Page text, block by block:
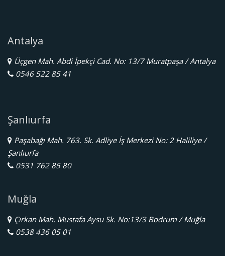
Antalya
Üçgen Mah. Abdi İpekçi Cad. No: 13/7 Muratpaşa / Antalya
0546 522 85 41
Şanlıurfa
Paşabağı Mah. 763. Sk. Adliye İş Merkezi No: 2 Haliliye /
Şanlıurfa
0531 762 85 80
Muğla
Çırkan Mah. Mustafa Aysu Sk. No:13/3 Bodrum / Muğla
0538 436 05 01